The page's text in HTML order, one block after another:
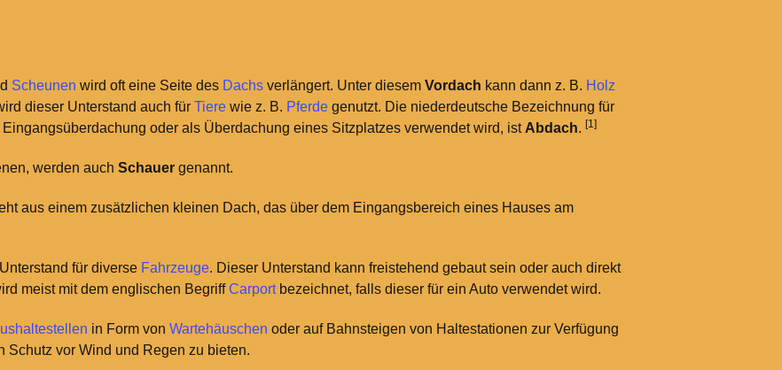
Scheunen wird oft eine Seite des Dachs verlängert. Unter diesemVordach kann dann z. B. Holz
dieser Unterstand auch fürTiere wie z. B. Pferde genutzt. Die niederdeutsche Bezeichnung für
oder als Überdachung eines Sitzplatzes verwendet wird, ist Abdach.[1]
werden auchSchauer genannt.
aus einem zusätzlichen kleinen Dach, das über dem Eingangsbereich eines Hauses am
für diverse Fahrzeuge. Dieser Unterstand kann freistehend gebaut sein oder auch direkt
meist mit dem englischen BegriffCarportbezeichnet, falls dieser für ein Auto verwendet wird.
in Form vonWartehäuschen oder auf Bahnsteigen von Haltestationen zur Verfügung
Schutz vor Wind und Regen zu bieten.